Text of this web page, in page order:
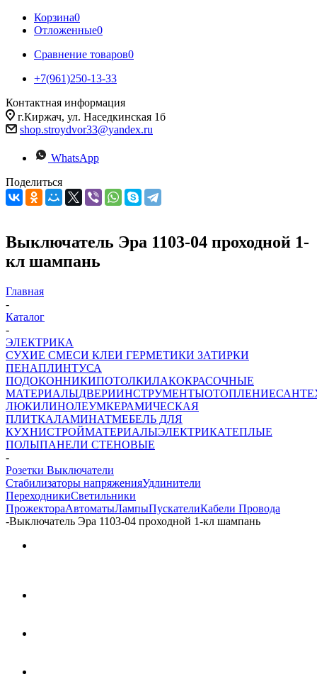
Корзина0
Отложенные0
Сравнение товаров0
+7(961)250-13-33
Контактная информация
г.Киржач, ул. Наседкинская 1б
shop.stroydvor33@yandex.ru
WhatsApp
Поделиться
Выключатель Эра 1103-04 проходной 1-
кл шампань
Главная
-
Каталог
-
ЭЛЕКТРИКА
СУХИЕ СМЕСИ КЛЕИ ГЕРМЕТИКИ ЗАТИРКИ
ПЕНАПЛИНТУСА
ПОДОКОННИКИПОТОЛКИЛАКОКРАСОЧНЫЕ
МАТЕРИАЛЫДВЕРИИНСТРУМЕНТЫОТОПЛЕНИЕ
ЛЮКИЛИНОЛЕУМКЕРАМИЧЕСКАЯ
ПЛИТКАЛАМИНАТМЕБЕЛЬ ДЛЯ
КУХНИСТРОЙМАТЕРИАЛЫЭЛЕКТРИКАТЕПЛЫЕ
ПОЛЫПАНЕЛИ СТЕНОВЫЕ
-
Розетки Выключатели
Стабилизаторы напряженияУдлинители
ПереходникиСветильники
ПрожектораАвтоматыЛампыПускателиКабели Провода
-Выключатель Эра 1103-04 проходной 1-кл шампань